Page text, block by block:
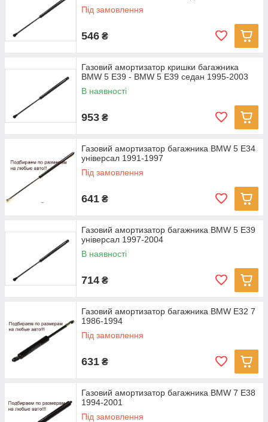
Під замовлення
546 ₴
Газовий амортизатор кришки багажника
BMW 5 E39 - BMW 5 E39 седан 1995-2003
В наявності
953 ₴
Газовий амортизатор багажника BMW 5 E34
універсал 1991-1997
Під замовлення
641 ₴
Газовий амортизатор багажника BMW 5 E39
універсал 1997-2004
В наявності
714 ₴
Газовий амортизатор багажника BMW E32 7
1986-1994
Під замовлення
631 ₴
Газовий амортизатор багажника BMW 7 E38
1994-2001
Під замовлення